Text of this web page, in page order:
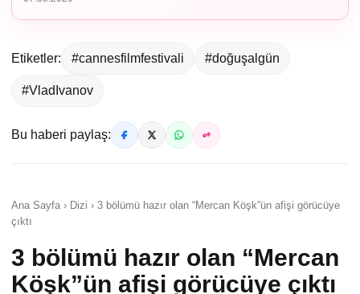
Etiketler: #cannesfilmfestivali #doğuşalgün
#VladIvanov
Bu haberi paylaş:
Ana Sayfa › Dizi › 3 bölümü hazır olan “Mercan Köşk”ün afişi görücüye
çıktı
3 bölümü hazır olan “Mercan
Köşk”ün afişi görücüye çıktı